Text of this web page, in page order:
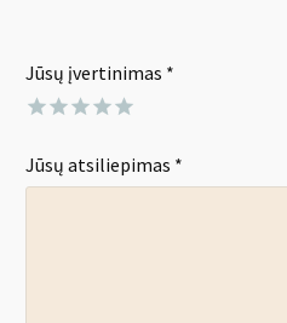
Jūsų įvertinimas *
Jūsų atsiliepimas *